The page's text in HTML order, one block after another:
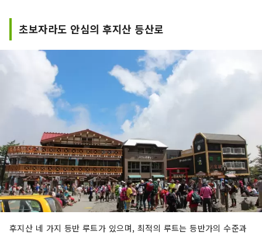
초보자라도 안심의 후지산 등산로
후지산 네 가지 등반 루트가 있으며, 최적의 루트는 등반가의 수준과